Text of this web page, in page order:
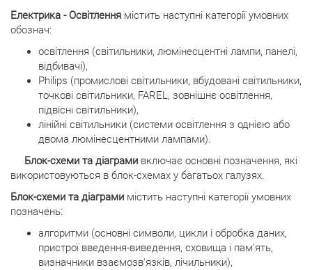
Електрика - Освітлення містить наступні категорії умовних
обознач:
освітлення (світильники, люмінесцентні лампи, панелі,
відбивачі),
Philips (промислові світильники, вбудовані світильники,
точкові світильники, FAREL, зовнішнє освітлення,
підвісні світильники),
лінійні світильники (системи освітлення з однією або
двома люмінесцентними лампами).
Блок-схеми та діаграми включає основні позначення, які
використовуються в блок-схемах у багатьох галузях.
Блок-схеми та діаграми містить наступні категорії умовних
позначень:
алгоритми (основні символи, цикли і обробка даних,
пристрої введення-виведення, сховища і пам'ять,
визначники взаємозв'язків, лічильники),